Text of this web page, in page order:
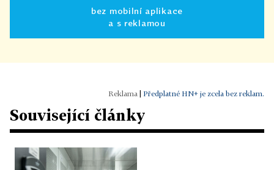
bez mobilní aplikace
a s reklamou
Předplatné HN+ je zcela bez reklam.
Související články